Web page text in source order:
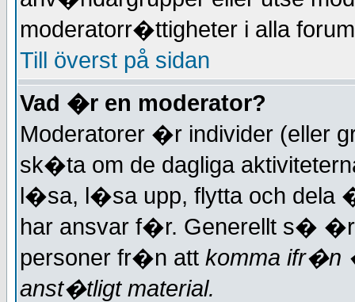
moderatorr�ttigheter i alla
Till överst på sidan
Vad �r en moderator?
Moderatorer �r individer (eller
sk�ta om de dagliga
l�sa, l�sa upp, flytta och dela
har ansvar f�r. Generellt s�
personer fr�n att komma ifr�n
anst�tligt material.